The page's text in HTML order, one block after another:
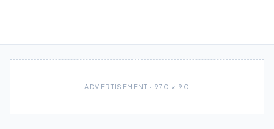
ADVERTISEMENT · 970 × 90